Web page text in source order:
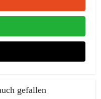
gefallen